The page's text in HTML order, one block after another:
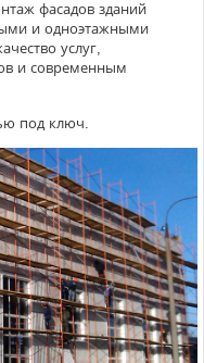
фасадов зданий
и одноэтажными
услуг,
и современным
под ключ.